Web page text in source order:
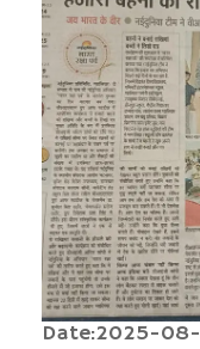
Date:2025-08-